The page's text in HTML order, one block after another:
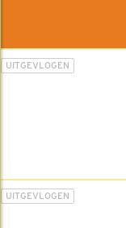
UITGEVLOGEN
UITGEVLOGEN